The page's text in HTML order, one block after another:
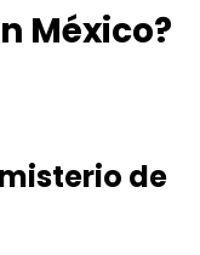
México?
de